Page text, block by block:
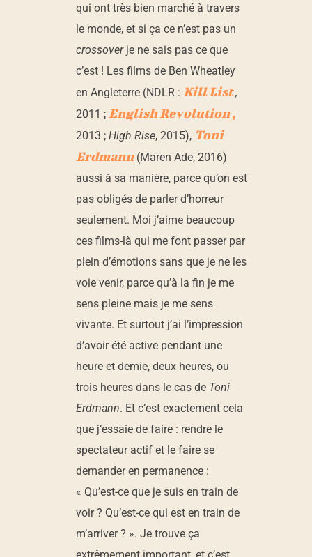
qui ont très bien marché à travers
le monde, et si ça ce n’est pas un
crossoverje ne sais pas ce que
c’est ! Les films de Ben Wheatley
en Angleterre (NDLR :Kill List,
2011 ;English Revolution,
2013 ;High Rise, 2015), Toni
Erdmann(Maren Ade, 2016)
aussi à sa manière, parce qu’on est
pas obligés de parler d’horreur
seulement. Moi j’aime beaucoup
ces films-là qui me font passer par
plein d’émotions sans que je ne les
voie venir, parce qu’à la fin je me
sens pleine mais je me sens
vivante. Et surtout j’ai l’impression
d’avoir été active pendant une
heure et demie, deux heures, ou
trois heures dans le cas de Toni
Erdmann. Et c’est exactement cela
que j’essaie de faire : rendre le
spectateur actif et le faire se
demander en permanence :
« Qu’est-ce que je suis en train de
voir ? Qu’est-ce qui est en train de
m’arriver ? ». Je trouve ça